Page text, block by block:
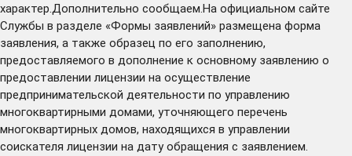
характер.Дополнительно сообщаем.На официальном сайте
Службы в разделе «Формы заявлений» размещена форма
заявления, а также образец по его заполнению,
предоставляемого в дополнение к основному заявлению о
предоставлении лицензии на осуществление
предпринимательской деятельности по управлению
многоквартирными домами, уточняющего перечень
многоквартирных домов, находящихся в управлении
соискателя лицензии на дату обращения с заявлением.